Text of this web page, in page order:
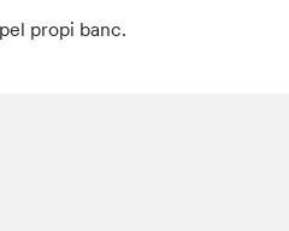
propi banc.